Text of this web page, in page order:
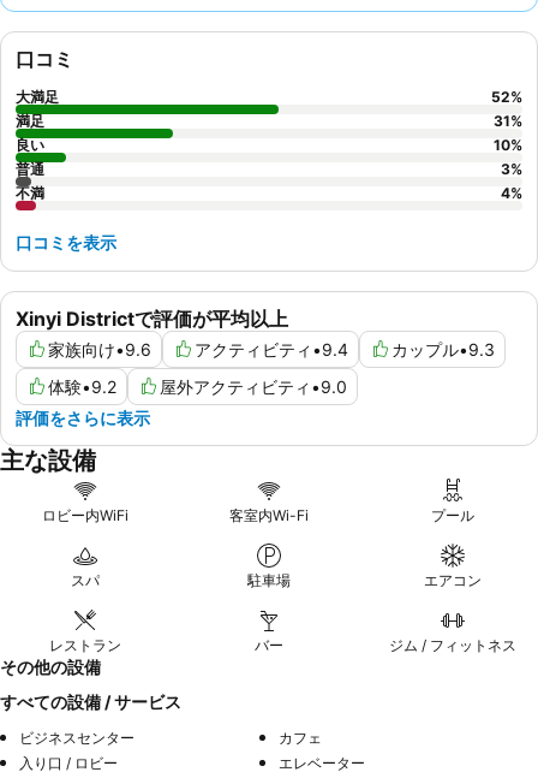
Xinyi Districtで評価が平均以上
家族向け•9.6 アクティビティ •9.4 カップル•9.3
体験•9.2 屋外アクティビティ •9.0
評価をさらに表示
口コミ
大満足 52%
満足
31%
良い
10%
普通
3%
不満
4%
口コミを表示
主な設備
ロビー内WiFi 客室内Wi-Fi プール
スパ 駐車場 エアコン
レストラン バー ジム / フィットネス
その他の設備
すべての設備 / サービス
ビジネスセンター
カフェ
入り口 / ロビー
エレベーター